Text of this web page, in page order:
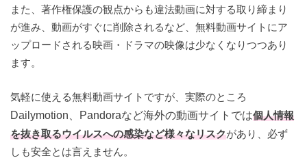
また、著作権保護の観点からも違法動画に対する取り締まり
が進み、動画がすぐに削除されるなど、無料動画サイトにア
ップロードされる映画・ドラマの映像は少なくなりつつあり
ます。
気軽に使える無料動画サイトですが、実際のところ
Dailymotion、Pandoraなど海外の動画サイトでは個人情報
を抜き取るウイルスへの感染など様々なリスクがあり、必ず
しも安全とは言えません。